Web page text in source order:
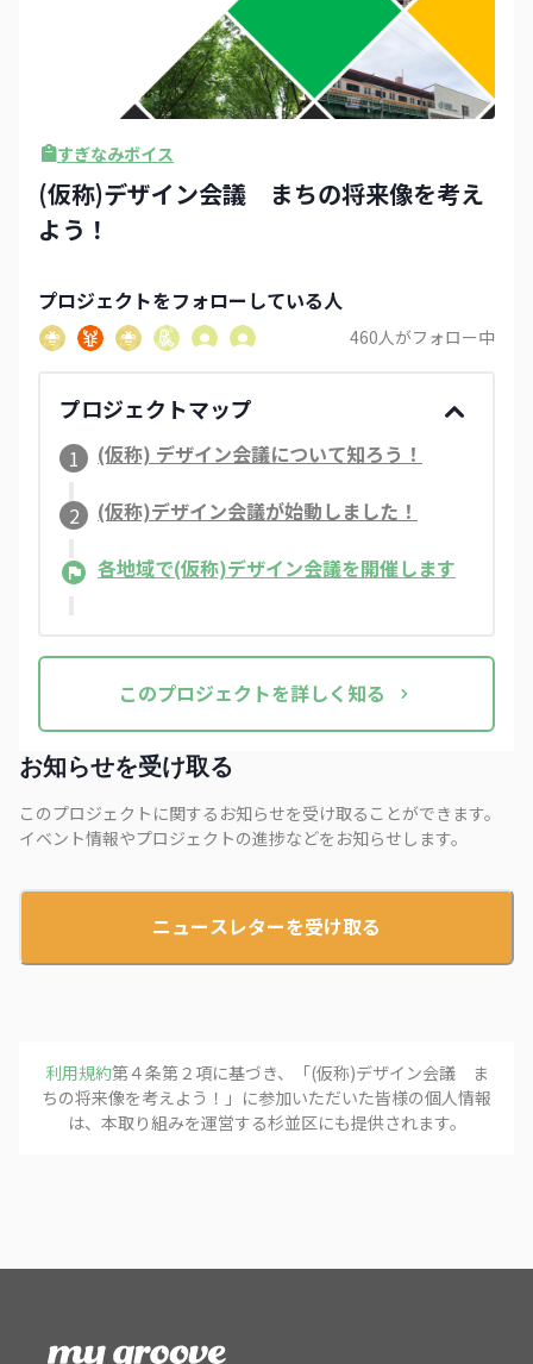
すぎなみボイス
(仮称)デザイン会議 まちの将来像を考え
よう！
プロジェクトをフォローしている人
460人がフォロー中
プロジェクトマップ
1 (仮称) デザイン会議について知ろう！
2
(仮称)デザイン会議が始動しました！​
各地域で(仮称)デザイン会議を開催します
このプロジェクトを詳しく知る
お知らせを受け取る
このプロジェクトに関するお知らせを受け取ることができます。
イベント情報やプロジェクトの進捗などをお知らせします。
ニュースレターを受け取る
利用規約第４条第２項に基づき、「(仮称)デザイン会議 ま
ちの将来像を考えよう！ 」に参加いただいた皆様の個人情報
は、本取り組みを運営する杉並区にも提供されます。